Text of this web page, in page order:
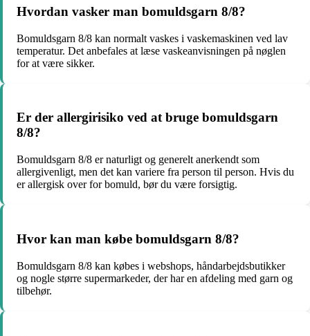
Hvordan vasker man bomuldsgarn 8/8?
Bomuldsgarn 8/8 kan normalt vaskes i vaskemaskinen ved lav
temperatur. Det anbefales at læse vaskeanvisningen på nøglen
for at være sikker.
Er der allergirisiko ved at bruge bomuldsgarn
8/8?
Bomuldsgarn 8/8 er naturligt og generelt anerkendt som
allergivenligt, men det kan variere fra person til person. Hvis du
er allergisk over for bomuld, bør du være forsigtig.
Hvor kan man købe bomuldsgarn 8/8?
Bomuldsgarn 8/8 kan købes i webshops, håndarbejdsbutikker
og nogle større supermarkeder, der har en afdeling med garn og
tilbehør.